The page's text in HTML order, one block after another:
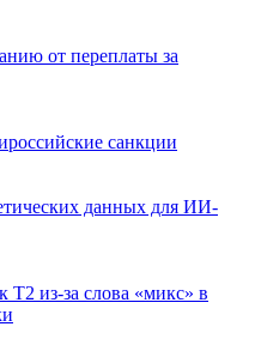
от переплаты за
санкции
данных для ИИ-
Т2 из-за слова «микс» в